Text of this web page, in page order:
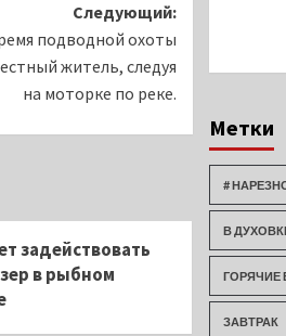
Следующий:
подводной охоты
житель, следуя
на моторке по реке.
задействовать
в рыбном
Метки
#
В
ГОРЯЧИЕ
ЗАВТРАК